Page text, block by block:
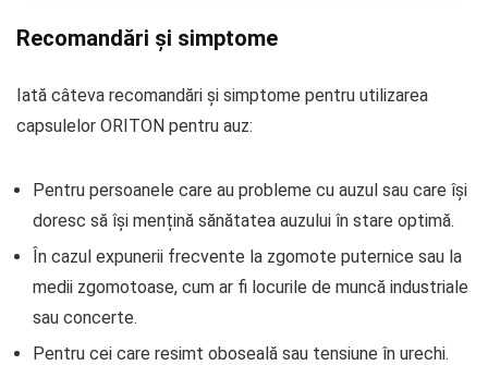
Recomandări și simptome
Iată câteva recomandări și simptome pentru utilizarea
capsulelor ORITON pentru auz:
Pentru persoanele care au probleme cu auzul sau care își
doresc să își mențină sănătatea auzului în stare optimă.
În cazul expunerii frecvente la zgomote puternice sau la
medii zgomotoase, cum ar fi locurile de muncă industriale
sau concerte.
Pentru cei care resimt oboseală sau tensiune în urechi.